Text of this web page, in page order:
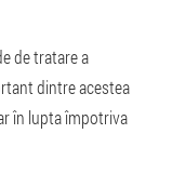
de tratare a
dintre acestea
în lupta împotriva